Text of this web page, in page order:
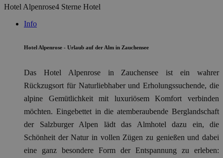
Hotel Alpenrose4 Sterne Hotel
Info
Hotel Alpenrose - Urlaub auf der Alm in Zauchensee
Das Hotel Alpenrose in Zauchensee ist ein wahrer
Rückzugsort für Naturliebhaber und Erholungssuchende, die
alpine Gemütlichkeit mit luxuriösem Komfort verbinden
möchten. Eingebettet in die atemberaubende Berglandschaft
der Salzburger Alpen lädt das Almhotel dazu ein, die
Schönheit der Natur in vollen Zügen zu genießen und dabei
eine ganz besondere Form der Entspannung zu erleben: